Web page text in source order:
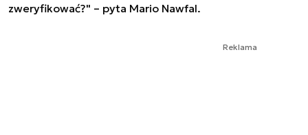
zweryfikować?" – pyta Mario Nawfal.
Reklama